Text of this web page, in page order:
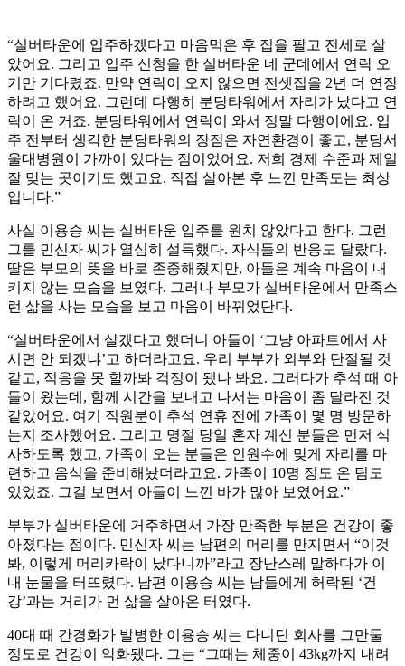
“실버타운에 입주하겠다고 마음먹은 후 집을 팔고 전세로 살
았어요. 그리고 입주 신청을 한 실버타운 네 군데에서 연락 오
기만 기다렸죠. 만약 연락이 오지 않으면 전셋집을 2년 더 연장
하려고 했어요. 그런데 다행히 분당타워에서 자리가 났다고 연
락이 온 거죠. 분당타워에서 연락이 와서 정말 다행이에요. 입
주 전부터 생각한 분당타워의 장점은 자연환경이 좋고, 분당서
울대병원이 가까이 있다는 점이었어요. 저희 경제 수준과 제일
잘 맞는 곳이기도 했고요. 직접 살아본 후 느낀 만족도는 최상
입니다.”
사실 이용승 씨는 실버타운 입주를 원치 않았다고 한다. 그런
그를 민신자 씨가 열심히 설득했다. 자식들의 반응도 달랐다.
딸은 부모의 뜻을 바로 존중해줬지만, 아들은 계속 마음이 내
키지 않는 모습을 보였다. 그러나 부모가 실버타운에서 만족스
런 삶을 사는 모습을 보고 마음이 바뀌었단다.
“실버타운에서 살겠다고 했더니 아들이 ‘그냥 아파트에서 사
시면 안 되겠냐’고 하더라고요. 우리 부부가 외부와 단절될 것
같고, 적응을 못 할까봐 걱정이 됐나 봐요. 그러다가 추석 때 아
들이 왔는데, 함께 시간을 보내고 나서는 마음이 좀 달라진 것
같았어요. 여기 직원분이 추석 연휴 전에 가족이 몇 명 방문하
는지 조사했어요. 그리고 명절 당일 혼자 계신 분들은 먼저 식
사하도록 했고, 가족이 오는 분들은 인원수에 맞게 자리를 마
련하고 음식을 준비해놨더라고요. 가족이 10명 정도 온 팀도
있었죠. 그걸 보면서 아들이 느낀 바가 많아 보였어요.”
부부가 실버타운에 거주하면서 가장 만족한 부분은 건강이 좋
아졌다는 점이다. 민신자 씨는 남편의 머리를 만지면서 “이것
봐, 이렇게 머리카락이 났다니까”라고 장난스레 말하다가 이
내 눈물을 터뜨렸다. 남편 이용승 씨는 남들에게 허락된 ‘건
강’과는 거리가 먼 삶을 살아온 터였다.
40대 때 간경화가 발병한 이용승 씨는 다니던 회사를 그만둘
정도로 건강이 악화됐다. 그는 “그때는 체중이 43kg까지 내려